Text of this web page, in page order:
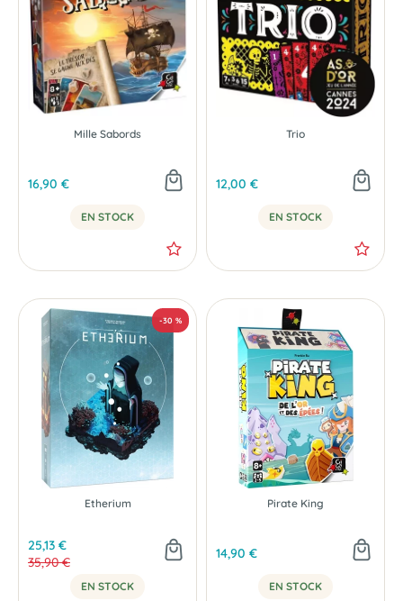
Mille Sabords
16,90 €
EN STOCK
Trio
12,00 €
EN STOCK
Etherium
25,13 €
35,90 €
EN STOCK
Pirate King
14,90 €
EN STOCK